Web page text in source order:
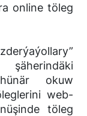
online töleg
okuw
web-
töleg